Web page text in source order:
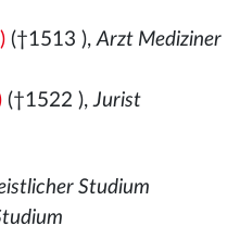
(†1513 ),Arzt Mediziner
(†1522 ),Jurist
Studium